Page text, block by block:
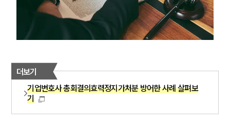
더보기
기업변호사 총회결의효력정지가처분 방어한 사례 살펴보
기